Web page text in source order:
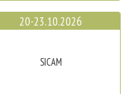
20-23.10.2026
SICAM